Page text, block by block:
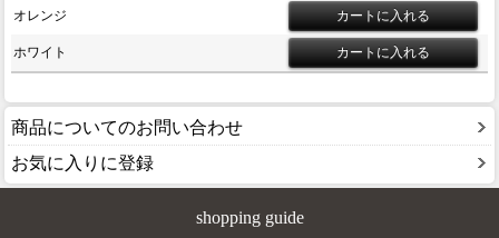
オレンジ
ホワイト
商品についてのお問い合わせ
お気に入りに登録
shopping guide